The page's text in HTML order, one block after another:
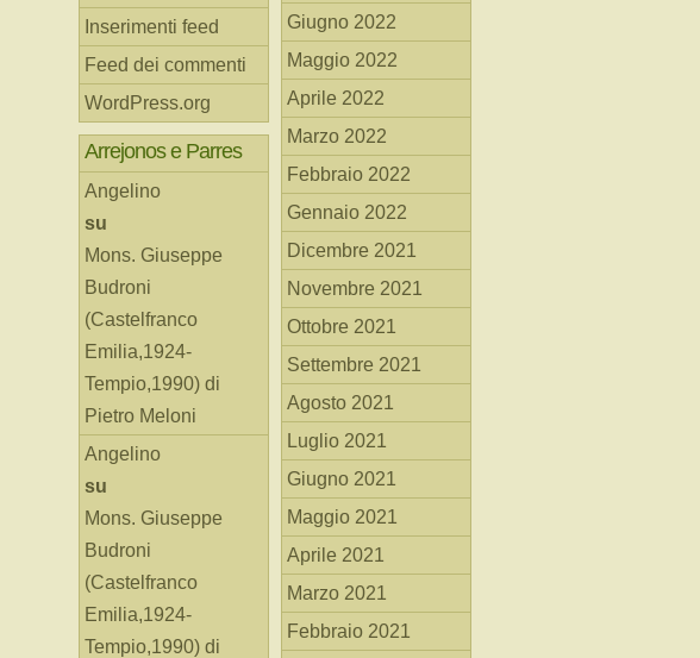
Inserimenti feed
Feed dei commenti
WordPress.org
Arrejonos e Parres
Angelino
su
Mons. Giuseppe
Budroni
(Castelfranco
Emilia,1924-
Tempio,1990) di
Pietro Meloni
Angelino
su
Mons. Giuseppe
Budroni
(Castelfranco
Emilia,1924-
Tempio,1990) di
Giugno 2022
Maggio 2022
Aprile 2022
Marzo 2022
Febbraio 2022
Gennaio 2022
Dicembre 2021
Novembre 2021
Ottobre 2021
Settembre 2021
Agosto 2021
Luglio 2021
Giugno 2021
Maggio 2021
Aprile 2021
Marzo 2021
Febbraio 2021